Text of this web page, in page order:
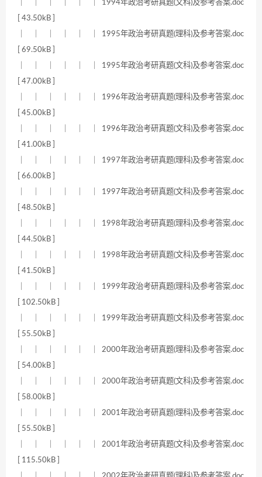
｜ ｜ ｜ ｜ ｜ ｜ 1994年政治考研真题(文科)及参考答案.doc
[ 43.50kB ]
｜ ｜ ｜ ｜ ｜ ｜ 1995年政治考研真题(理科)及参考答案.doc
[ 69.50kB ]
｜ ｜ ｜ ｜ ｜ ｜ 1995年政治考研真题(文科)及参考答案.doc
[ 47.00kB ]
｜ ｜ ｜ ｜ ｜ ｜ 1996年政治考研真题(理科)及参考答案.doc
[ 45.00kB ]
｜ ｜ ｜ ｜ ｜ ｜ 1996年政治考研真题(文科)及参考答案.doc
[ 41.00kB ]
｜ ｜ ｜ ｜ ｜ ｜ 1997年政治考研真题(理科)及参考答案.doc
[ 66.00kB ]
｜ ｜ ｜ ｜ ｜ ｜ 1997年政治考研真题(文科)及参考答案.doc
[ 48.50kB ]
｜ ｜ ｜ ｜ ｜ ｜ 1998年政治考研真题(理科)及参考答案.doc
[ 44.50kB ]
｜ ｜ ｜ ｜ ｜ ｜ 1998年政治考研真题(文科)及参考答案.doc
[ 41.50kB ]
｜ ｜ ｜ ｜ ｜ ｜ 1999年政治考研真题(理科)及参考答案.doc
[ 102.50kB ]
｜ ｜ ｜ ｜ ｜ ｜ 1999年政治考研真题(文科)及参考答案.doc
[ 55.50kB ]
｜ ｜ ｜ ｜ ｜ ｜ 2000年政治考研真题(理科)及参考答案.doc
[ 54.00kB ]
｜ ｜ ｜ ｜ ｜ ｜ 2000年政治考研真题(文科)及参考答案.doc
[ 58.00kB ]
｜ ｜ ｜ ｜ ｜ ｜ 2001年政治考研真题(理科)及参考答案.doc
[ 55.50kB ]
｜ ｜ ｜ ｜ ｜ ｜ 2001年政治考研真题(文科)及参考答案.doc
[ 115.50kB ]